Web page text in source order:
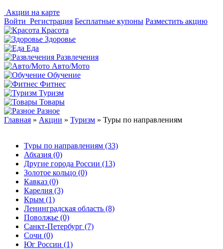
Акции на карте
Войти Регистрация Бесплатные купоны Разместить акцию
Красота
Здоровье
Еда
Развлечения
Авто/Мото
Обучение
Фитнес
Туризм
Товары
Разное
Главная » Акции » Туризм » Туры по направлениям
Туры по направлениям (33)
Абхазия (0)
Другие города России (13)
Золотое кольцо (0)
Кавказ (0)
Карелия (3)
Крым (1)
Ленинградская область (8)
Поволжье (0)
Санкт-Петербург (7)
Сочи (0)
Юг России (1)